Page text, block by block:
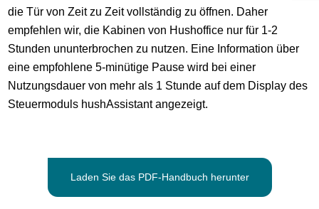
die Tür von Zeit zu Zeit vollständig zu öffnen. Daher
empfehlen wir, die Kabinen von Hushoffice nur für 1-2
Stunden ununterbrochen zu nutzen. Eine Information über
eine empfohlene 5-minütige Pause wird bei einer
Nutzungsdauer von mehr als 1 Stunde auf dem Display des
Steuermoduls hushAssistant angezeigt.
Laden Sie das PDF-Handbuch herunter